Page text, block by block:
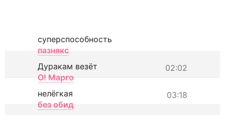
суперспособность
пазнякс
02:02
Дуракам везёт
О! Марго
03:18
нелёгкая
без обид